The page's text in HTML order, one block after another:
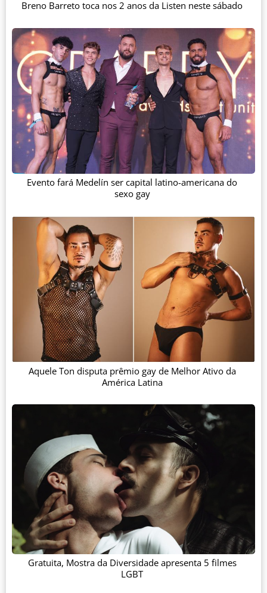
Breno Barreto toca nos 2 anos da Listen neste sábado
Evento fará Medelín ser capital latino-americana do
sexo gay
Aquele Ton disputa prêmio gay de Melhor Ativo da
América Latina
Gratuita, Mostra da Diversidade apresenta 5 filmes
LGBT